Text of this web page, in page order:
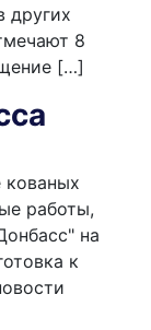
других
8
[…]
кованых
работы,
на
к